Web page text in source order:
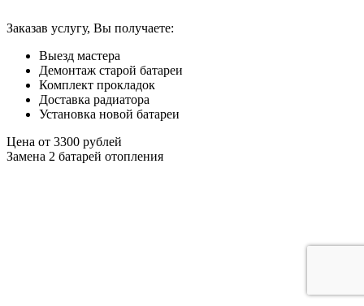
Заказав услугу, Вы получаете:
Выезд мастера
Демонтаж старой батареи
Комплект прокладок
Доставка радиатора
Установка новой батареи
Цена от 3300 рублей
Замена 2 батарей отопления